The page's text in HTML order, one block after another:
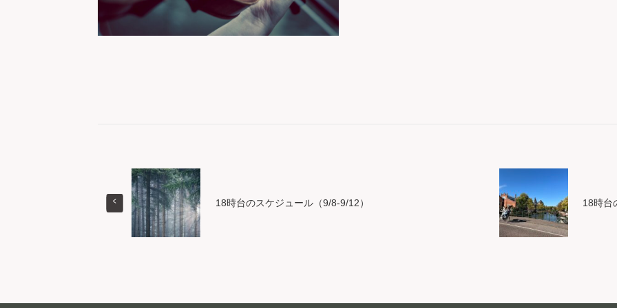
18時台のスケジュール（9/8-9/12） 18時台